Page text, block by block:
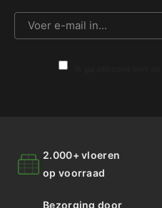
2.000+ vloeren
op voorraad
Bezorging door